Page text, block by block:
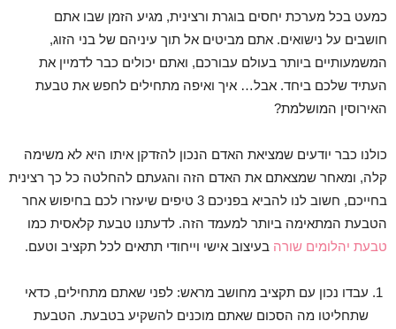
כמעט בכל מערכת יחסים בוגרת ורצינית, מגיע הזמן שבו אתם
חושבים על נישואים. אתם מביטים אל תוך עיניהם של בני הזוג,
המשמעותיים ביותר בעולם עבורכם, ואתם יכולים כבר לדמיין את
העתיד שלכם ביחד. אבל… איך ואיפה מתחילים לחפש את טבעת
האירוסין המושלמת?
כולנו כבר יודעים שמציאת האדם הנכון להזדקן איתו היא לא משימה
קלה, ומאחר שמצאתם את האדם הזה והגעתם להחלטה כל כך רצינית
בחייכם, חשוב לנו להביא בפניכם 3 טיפים שיעזרו לכם בחיפוש אחר
הטבעת המתאימה ביותר למעמד הזה. לדעתנו טבעת קלאסית כמו
טבעת יהלומים שורה בעיצוב אישי וייחודי תתאים לכל תקציב וטעם.
עבדו נכון עם תקציב מחושב מראש: לפני שאתם מתחילים, כדאי
שתחליטו מה הסכום שאתם מוכנים להשקיע בטבעת. הטבעת